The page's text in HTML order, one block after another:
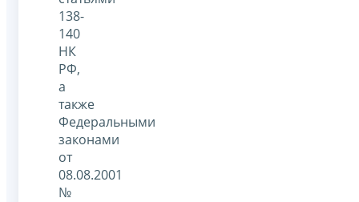
138-
140
НК
РФ,
а
также
Федеральными
законами
от
08.08.2001
№